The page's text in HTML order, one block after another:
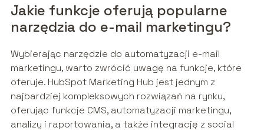
Jakie funkcje oferują popularne
narzędzia do e-mail marketingu?
Wybierając narzędzie do automatyzacji e-mail
marketingu, warto zwrócić uwagę na funkcje, które
oferuje. HubSpot Marketing Hub jest jednym z
najbardziej kompleksowych rozwiązań na rynku,
oferując funkcje CMS, automatyzacji marketingu,
analizy i raportowania, a także integrację z social